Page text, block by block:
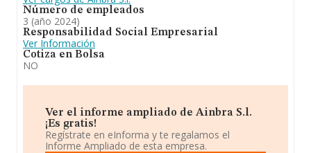
Número de empleados
3 (año 2024)
Responsabilidad Social Empresarial
Ver Información
Cotiza en Bolsa
NO
Ver el informe ampliado de Ainbra S.l.
¡Es gratis!
Regístrate en eInforma y te regalamos el
Informe Ampliado de esta empresa.